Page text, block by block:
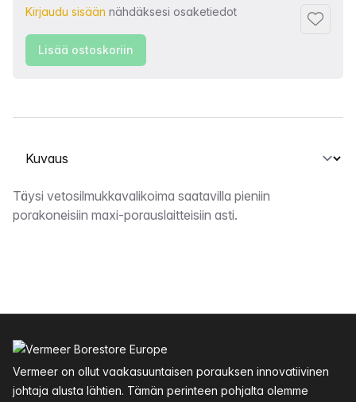
Kirjaudu sisään nähdäksesi osaketiedot
Lisää
Lisää ostoskoriin
Valitse välilehti
Kuvaus
Täysi vetosilmukkavalikoima saatavilla pieniin
porakoneisiin maxi-porauslaitteisiin asti.
Vermeer on ollut vaakasuuntaisen porauksen innovatiivinen
johtaja alusta lähtien. Tämän perinteen pohjalta olemme